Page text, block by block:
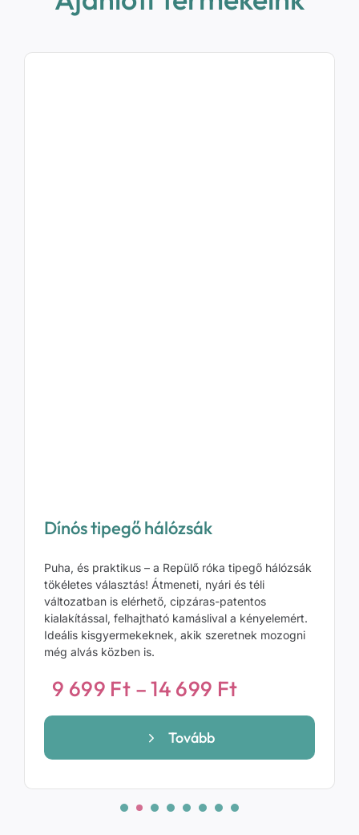
Dínós tipegő hálózsák
Puha, és praktikus – a Repülő róka tipegő hálózsák
tökéletes választás! Átmeneti, nyári és téli
változatban is elérhető, cipzáras-patentos
kialakítással, felhajtható kamáslival a kényelemért.
Ideális kisgyermekeknek, akik szeretnek mozogni
még alvás közben is.
9 699 Ft –14 699 Ft
9
-
14
699 Ft
Tovább